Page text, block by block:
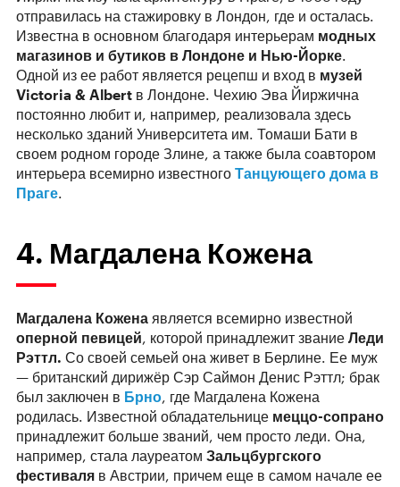
отправилась на стажировку в Лондон, где и осталась.
Известна в основном благодаря интерьерам модных
магазинов и бутиков в Лондоне и Нью-Йорке.
Одной из ее работ является рецепш и вход в музей
Victoria & Albert в Лондоне. Чехию Эва Йиржична
постоянно любит и, например, реализовала здесь
несколько зданий Университета им. Томаши Бати в
своем родном городе Злине, а также была соавтором
интерьера всемирно известного Танцующего дома в
Праге.
4. Магдалена Кожена
Магдалена Кожена является всемирно известной
оперной певицей, которой принадлежит звание Леди
Рэттл. Со своей семьей она живет в Берлине. Ее муж
— британский дирижёр Сэр Саймон Денис Рэттл; брак
был заключен в Брно, где Магдалена Кожена
родилась. Известной обладательнице меццо-сопрано
принадлежит больше званий, чем просто леди. Она,
например, стала лауреатом Зальцбургского
фестиваля в Австрии, причем еще в самом начале ее